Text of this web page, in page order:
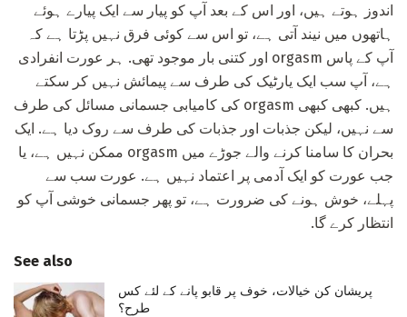
اندوز ہوتے ہیں، اور اس کے بعد آپ کو پیار سے ایک پیارے ہوئے
ہاتھوں میں نیند آتی ہے، تو اس سے کوئی فرق نہیں پڑتا ہے کہ
آپ کے پاس orgasm اور کتنی بار موجود تھی. ہر عورت انفرادی
ہے، آپ سب ایک یارٹیک کی طرف سے پیمائش نہیں کر سکتے
ہیں. کبھی کبھی orgasm کی کامیابی جسمانی مسائل کی طرف
سے نہیں، لیکن جذبات اور جذبات کی طرف سے روک دیا ہے. ایک
بحران کا سامنا کرنے والے جوڑے میں orgasm ممکن نہیں ہے، یا
جب عورت کو ایک آدمی پر اعتماد نہیں ہے. عورت سب سے
پہلے، خوش ہونے کی ضرورت ہے، تو پھر جسمانی خوشی آپ کو
انتظار کرے گا.
See also
پریشان کن خیالات، خوف پر قابو پانے کے لئے کس
طرح؟